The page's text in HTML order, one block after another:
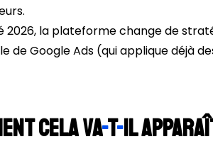
2026, la plateforme change de
de Google Ads (qui applique déjà
cela va-t-il